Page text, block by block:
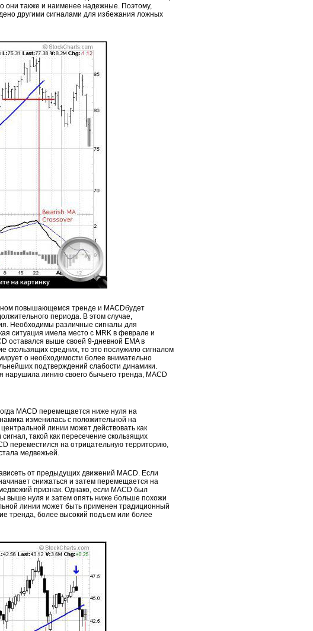
они также и наименее надежные. Поэтому,
другими сигналами для избежания ложных
повышающемся тренде и MACDбудет
периода. В этом случае,
Необходимы различные сигналы для
ситуация имела место с MRK в феврале и
оставался выше своей 9-дневной EMA в
скользящих средних, то это послужило сигналом
о необходимости более внимательно
подтверждений слабости динамики.
нарушила линию своего бычьего тренда, MACD
MACD перемещается ниже нуля на
изменилась с положительной на
линии может действовать как
такой как пересечение скользящих
переместился на отрицательную территорию,
медвежьей.
от предыдущих движений MACD. Если
снижаться и затем перемещается на
признак. Однако, если MACD был
выше нуля и затем опять ниже больше похожи
линии может быть применен традиционный
тренда, более высокий подъем или более